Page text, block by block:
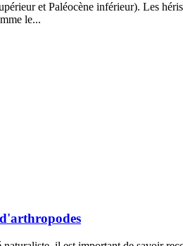
et Paléocène inférieur). Les
le...
d'arthropodes